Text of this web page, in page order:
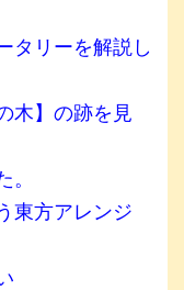
タリーを解説し
木】の跡を見
。
東方アレンジ